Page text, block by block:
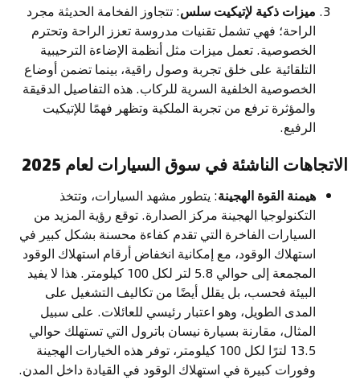
ميزات ذكية لإتيكيت سلس: تتجاوز الفخامة الحديثة مجرد
الراحة؛ فهي تشمل تقنيات مدروسة تعزز الراحة وتحترم
الخصوصية. تعمل ميزات مثل أنظمة الإضاءة الترحيبية
التلقائية على خلق تجربة وصول راقية، بينما تضمن أوضاع
الخصوصية الخلفية السرية للركاب. هذه التفاصيل الدقيقة
والمؤثرة ترفع من تجربة الملكية وتظهر فهمًا للإتيكيت
الرفيع.
الاتجاهات الناشئة في سوق السيارات لعام 2025
هيمنة القوة الهجينة: يتطور مشهد السيارات، وتتخذ
التكنولوجيا الهجينة مركز الصدارة. توقع رؤية المزيد من
السيارات الفاخرة التي تقدم كفاءة محسنة بشكل كبير في
استهلاك الوقود، مع إمكانية انخفاض أرقام استهلاك الوقود
المجمعة إلى حوالي 5.8 لتر لكل 100 كيلومتر. هذا لا يفيد
البيئة فحسب، بل يقلل أيضًا من تكاليف التشغيل على
المدى الطويل، وهو اعتبار رئيسي للعائلات. على سبيل
المثال، مقارنة بسيارة نيسان باترول التي تستهلك حوالي
13.5 لترًا لكل 100 كيلومتر، توفر هذه الخيارات الهجينة
وفورات كبيرة في استهلاك الوقود في القيادة داخل المدن.